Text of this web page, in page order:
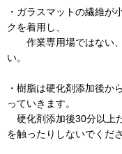
・ガラスマットの繊維が
クを着用し、
作業専用場ではない、
い。
・樹脂は硬化剤添加後か
っていきます。
硬化剤添加後30分以上
を触ったりしないでくださ